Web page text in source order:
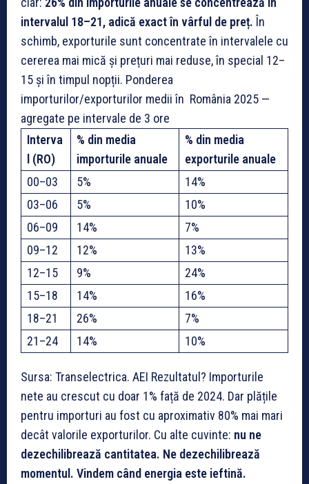
intervalul 18–21, adică exact în vârful de preț.În
schimb, exporturile sunt concentrate în intervalele cu
cererea mai mică și prețuri mai reduse, în special 12–
15 și în timpul nopții. Ponderea
importurilor/exporturilor medii în România 2025 —
agregate pe intervale de 3 ore
Interva
l (RO)
% din media
importurile anuale
% din media
exporturile anuale
00–03
5%
14%
03–06
5%
10%
06–09
14%
7%
09–12
12%
13%
12–15
9%
24%
15–18
14%
16%
18–21
26%
7%
21–24
14% 10%
Sursa: Transelectrica. AEI Rezultatul? Importurile
nete au crescut cu doar 1% față de 2024. Dar plățile
pentru importuri au fost cu aproximativ 80% mai mari
decât valorile exporturilor. Cu alte cuvinte: nu ne
dezechilibrează cantitatea. Ne dezechilibrează
momentul. Vindem când energia este ieftină.